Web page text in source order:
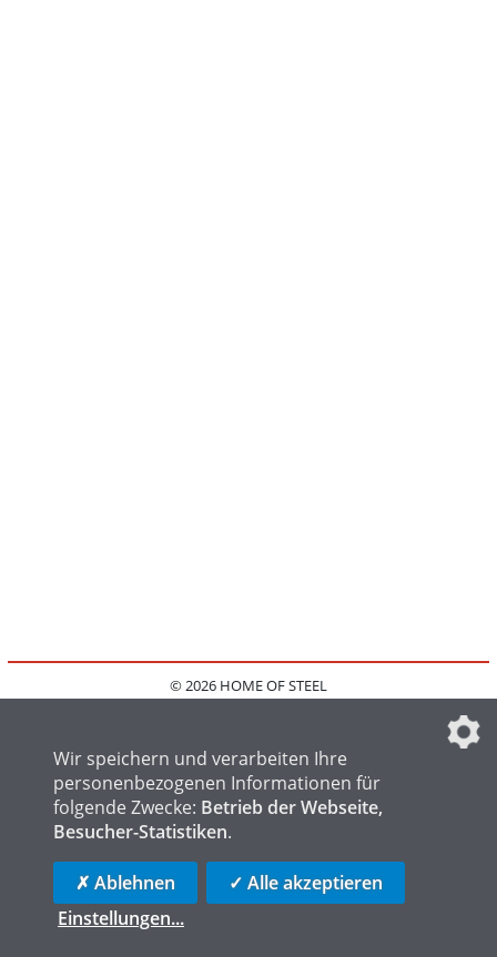
© 2026 HOME OF STEEL
IMPRESSUM
FAQ
DATENSCHUTZEINSTELLUNGEN
HOME OF LOGISTICS
Wir speichern und verarbeiten Ihre
personenbezogenen Informationen für
folgende Zwecke: Betrieb der Webseite,
Besucher-Statistiken.
✗ Ablehnen
✓ Alle akzeptieren
Einstellungen...